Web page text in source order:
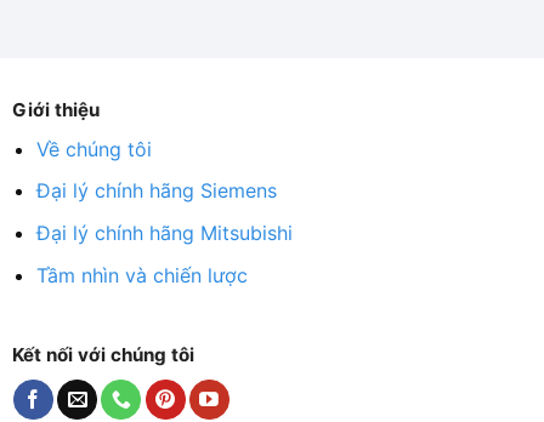
Giới thiệu
Về chúng tôi
Đại lý chính hãng Siemens
Đại lý chính hãng Mitsubishi
Tầm nhìn và chiến lược
Kết nối với chúng tôi